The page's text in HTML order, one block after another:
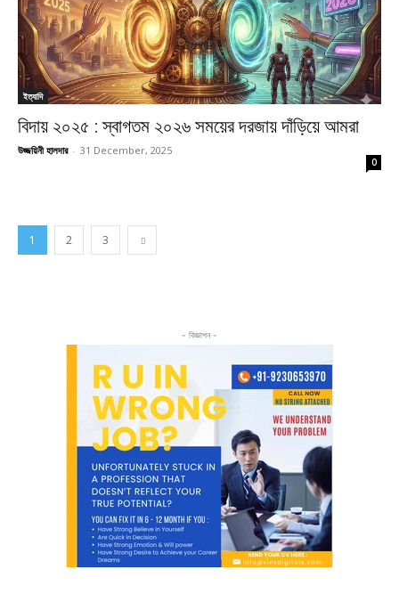
ইত্যাদি
বিদায় ২০২৫ : স্বাগতম ২০২৬ সময়ের দরজায় দাঁড়িয়ে আমরা
উজ্জয়িনী হালদার - 31 December, 2025
0
1 2 3
- বিজ্ঞাপন -